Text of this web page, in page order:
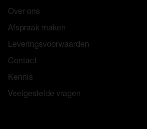
Over ons
Afspraak maken
Leveringsvoorwaarden
Contact
Kennis
Veelgestelde vragen